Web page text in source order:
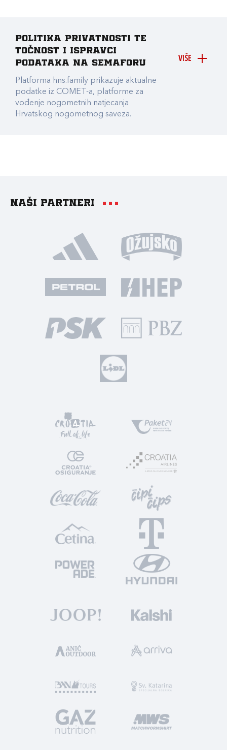
VIŠE
Politika privatnosti te
točnost i ispravci
podataka na Semaforu
Platforma hns.family prikazuje aktualne
podatke iz COMET-a, platforme za
vođenje nogometnih natjecanja
Hrvatskog nogometnog saveza.
Naši partneri